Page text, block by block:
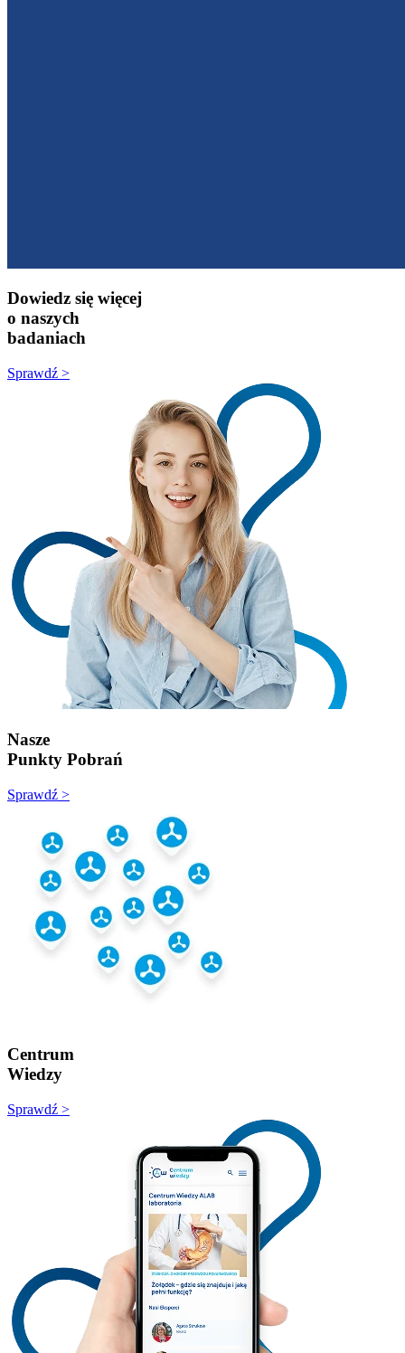
Dowiedz się więcej
o naszych
badaniach
Sprawdź >
Nasze
Punkty Pobrań
Sprawdź >
Centrum
Wiedzy
Sprawdź >